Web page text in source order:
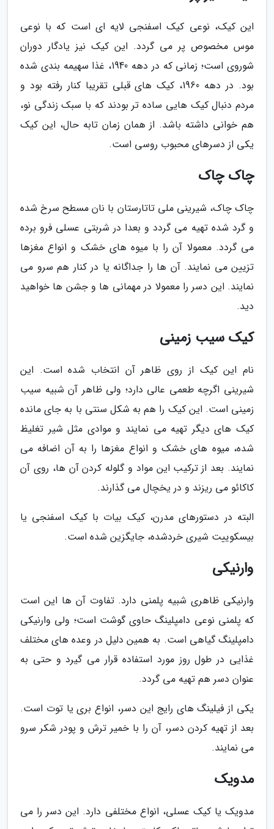
این کیک، نوعی کیک اسفنجی لایه ای است که با نوعی
موس مخصوص پر می گردد. این کیک نیز یادگار دوران
شوروی است؛ زمانی که در دهه 1940، غذا سهیمه بندی شده
بود. در دهه 1960، کیک های قبلی تقریبا کنار رفته بود و
مردم دنبال کیک هایی ساده تر بودند که با سبک زندگی نو،
هم خوانی داشته باشد. از همان زمان تابه حال، این کیک
یکی از دسرهای محبوب روسی است.
چاک چاک
چاک چاک، شیرینی ملی تاتارستان با نان مسطح سرخ شده
و گرد شده تهیه می گردد و بعدا در شربتی عسلی فرو برده
می گردد. معمولا آن را با میوه های خشک و انواع مغزها
تزیین می نمایند. آن ها را جداگانه یا در کنار هم سرو می
نمایند. این دسر را معمولا در مهمانی ها و جشن ها خواهید
دید.
کیک سیب زمینی
نام این کیک از روی ظاهر آن انتخاب شده است. این
شیرینی اگرچه طعمی عالی دارد؛ ولی ظاهر آن شبیه سیب
زمینی است. این کیک را هم به شکل سنتی با به جای مانده
کیک های دیگر تهیه می نمایند و موادی مثل شیر تغلیظ
شده، میوه های خشک و انواع مغزها را به آن اضافه می
نمایند. بعد از ترکیب این مواد و گلوله کردن آن ها، روی آن
کاکائو می ریزند و در یخچال می گذارند.
البته در دستورهای مدرن، کیک بیات با کیک اسفنجی یا
بیسکوییت شیری خردشده، جایگزین شده است.
وارنیکی
وارنیکی ظاهری شبیه پلمنی دارد. تفاوت آن ها این است
که پلمنی نوعی دامپلینگ حاوی گوشت است؛ ولی وارنیکی
دامپلینگ گیاهی است. به همین دلیل در وعده های مختلف
غذایی در طول روز مورد استفاده قرار می گیرد و حتی به
عنوان دسر هم تهیه می گردد.
یکی از فیلینگ های رایج این دسر، انواع بری یا توت است.
بعد از تهیه کردن دسر، آن را با خمیر ترش و پودر شکر سرو
می نمایند.
مدویک
مدویک یا کیک عسلی، انواع مختلفی دارد. این دسر را می